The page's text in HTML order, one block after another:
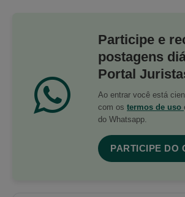
Participe e
postagens
Portal
Ao entrar você está
com os termos de uso
do Whatsapp.
PARTICIPE DO